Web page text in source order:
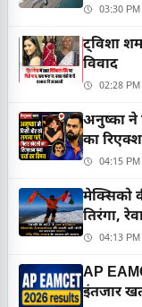
03:30 PM
ट्विशा
विवाद
02:28 PM
अनुष्का ने
का
04:15 PM
मेक्सिको
तिरंगा,
04:13 PM
AP
इंतजार